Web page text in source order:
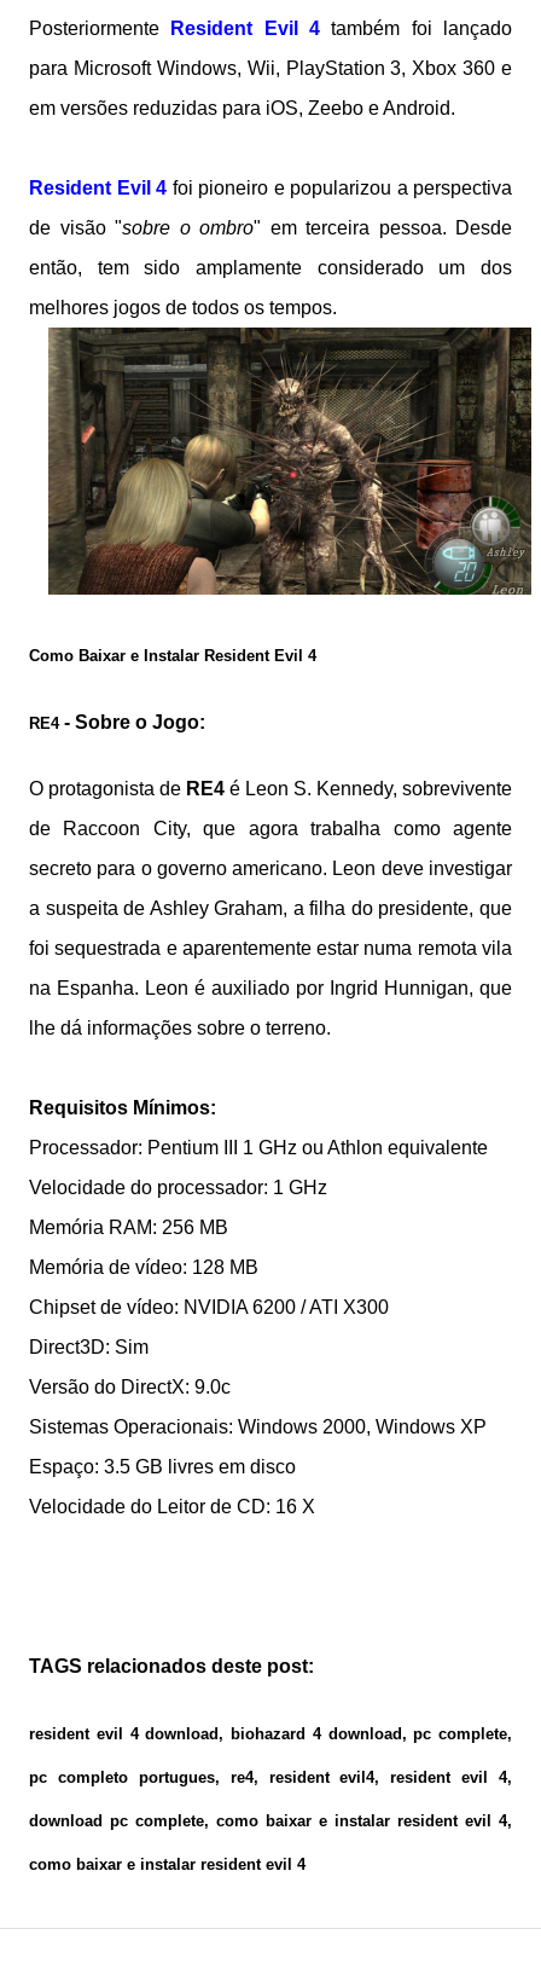
Posteriormente Resident Evil 4 também foi lançado
para Microsoft Windows, Wii, PlayStation 3, Xbox 360 e
em versões reduzidas para iOS, Zeebo e Android.
Resident Evil 4 foi pioneiro e popularizou a perspectiva
de visão "sobre o ombro" em terceira pessoa. Desde
então, tem sido amplamente considerado um dos
melhores jogos de todos os tempos.
Como Baixar e Instalar Resident Evil 4
RE4- Sobre o Jogo:
O protagonista de RE4 é Leon S. Kennedy, sobrevivente
de Raccoon City, que agora trabalha como agente
secreto para o governo americano. Leon deve investigar
a suspeita de Ashley Graham, a filha do presidente, que
foi sequestrada e aparentemente estar numa remota vila
na Espanha. Leon é auxiliado por Ingrid Hunnigan, que
lhe dá informações sobre o terreno.
Requisitos Mínimos:
Processador: Pentium III 1 GHz ou Athlon equivalente
Velocidade do processador: 1 GHz
Memória RAM: 256 MB
Memória de vídeo: 128 MB
Chipset de vídeo: NVIDIA 6200 / ATI X300
Direct3D: Sim
Versão do DirectX: 9.0c
Sistemas Operacionais: Windows 2000, Windows XP
Espaço: 3.5 GB livres em disco
Velocidade do Leitor de CD: 16 X
TAGS relacionados deste post:
resident evil 4 download, biohazard 4 download, pc complete,
pc completo portugues, re4, resident evil4, resident evil 4,
download pc complete, como baixar e instalar resident evil 4,
como baixar e instalar resident evil 4